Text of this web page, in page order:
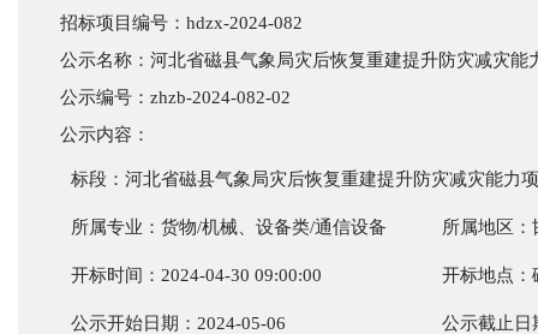
招标项目编号： hdzx-2024-082
公示名称： 河北省磁县气象局灾后恢复重建提升防灾减灾能
公示编号： zhzb-2024-082-02
公示内容：
标段： 河北省磁县气象局灾后恢复重建提升防灾减灾能力
所属专业：货物/机械、设备类/通信设备 所属地区：
开标时间： 2024-04-30 09:00:00 开标地点：
公示开始日期： 2024-05-06 公示截止日